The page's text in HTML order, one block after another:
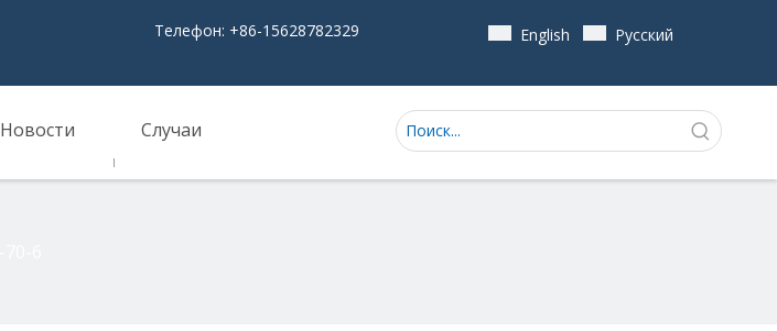
Телефон: +86-15628782329 English Pусский
Новости Случаи